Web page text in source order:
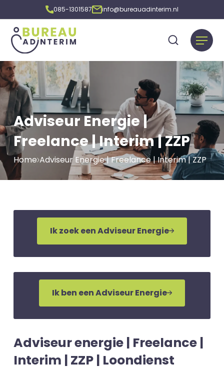
085-1301587 info@bureauadinterim.nl
Adviseur Energie |
Freelance | Interim | ZZP
Home Adviseur Energie | Freelance | Interim | ZZP
Ik zoek een Adviseur Energie
Ik ben een Adviseur Energie
Adviseur energie | Freelance |
Interim | ZZP | Loondienst